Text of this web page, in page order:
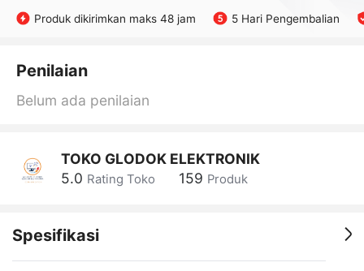
Produk dikirimkan maks 48 jam 5 Hari Pengembalian
Penilaian
Belum ada penilaian
TOKO GLODOK ELEKTRONIK
5.0 Rating Toko 159 Produk
Spesifikasi